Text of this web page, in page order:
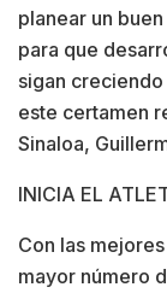
planear un
para que
sigan
este certamen
Sinaloa,
INICIA EL
Con las
mayor número